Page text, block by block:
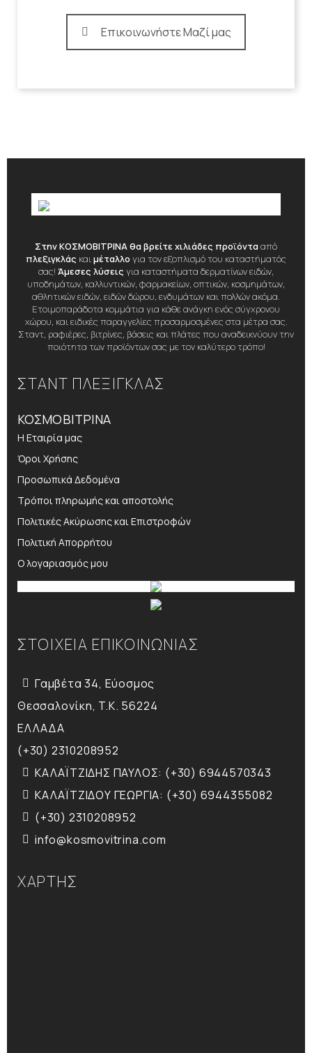
Επικοινωνήστε Μαζί μας
Στην ΚΟΣΜΟΒΙΤΡΙΝΑ θα βρείτε χιλιάδες προϊόντααπό
πλεξιγκλάς καιμέταλλο για τον εξοπλισμό του καταστήματός
σας! Άμεσες λύσεις για καταστήματα δερματίνων ειδών,
υποδημάτων, καλλυντικών, φαρμακείων, οπτικών, κοσμημάτων,
αθλητικών ειδών, ειδών δώρου, ενδυμάτων και πολλών ακόμα.
Ετοιμοπαράδοτα κομμάτια για κάθε ανάγκη ενός σύγχρονου
χώρου, και ειδικές παραγγελίες προσαρμοσμένες στα μέτρα σας.
Σταντ, ραφιέρες, βιτρίνες, βάσεις και πλάτες που αναδεικνύουν την
ποιότητα των προϊόντων σας με τον καλύτερο τρόπο!
ΣΤΑΝΤ ΠΛΕΞΙΓΚΛΑΣ
ΚΟΣΜΟΒΙΤΡΙΝΑ
Η Εταιρία μας
Όροι Χρήσης
Προσωπικά Δεδομένα
Τρόποι πληρωμής και αποστολής
Πολιτικές Ακύρωσης και Επιστροφών
Πολιτική Απορρήτου
Ο λογαριασμός μου
ΣΤΟΙΧΕΙΑ ΕΠΙΚΟΙΝΩΝΙΑΣ
Γαμβέτα 34, Εύοσμος
Θεσσαλονίκη, T.K. 56224
ΕΛΛΑΔΑ
(+30) 2310208952
ΚΑΛΑΪΤΖΙΔΗΣ ΠΑΥΛΟΣ: (+30) 6944570343
ΚΑΛΑΪΤΖΙΔΟΥ ΓΕΩΡΓΙΑ: (+30) 6944355082
(+30) 2310208952
info@kosmovitrina.com
ΧΑΡΤΗΣ